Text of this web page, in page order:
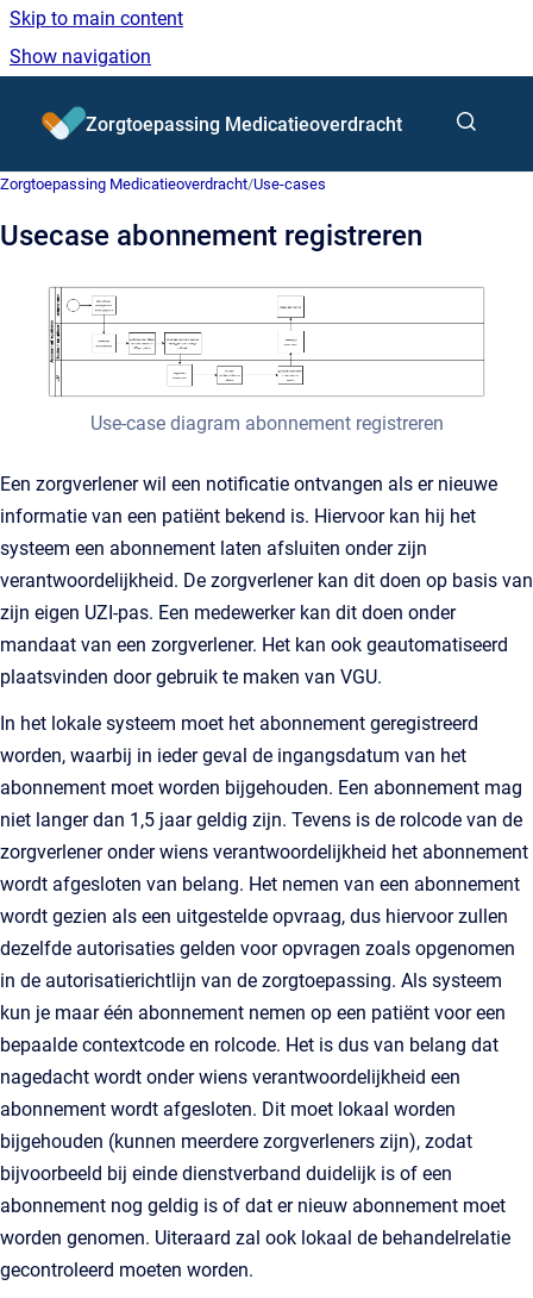
Skip to main content
Show navigation
Go to homepage
Zorgtoepassing Medicatieoverdracht
Zorgtoepassing Medicatieoverdracht/Use‑cases
Usecase abonnement registreren
Use-case diagram abonnement registreren
Een zorgverlener wil een notificatie ontvangen als er nieuwe
informatie van een patiënt bekend is. Hiervoor kan hij het
systeem een abonnement laten afsluiten onder zijn
verantwoordelijkheid. De zorgverlener kan dit doen op basis van
zijn eigen UZI-pas. Een medewerker kan dit doen onder
mandaat van een zorgverlener. Het kan ook geautomatiseerd
plaatsvinden door gebruik te maken van VGU.
In het lokale systeem moet het abonnement geregistreerd
worden, waarbij in ieder geval de ingangsdatum van het
abonnement moet worden bijgehouden. Een abonnement mag
niet langer dan 1,5 jaar geldig zijn. Tevens is de rolcode van de
zorgverlener onder wiens verantwoordelijkheid het abonnement
wordt afgesloten van belang. Het nemen van een abonnement
wordt gezien als een uitgestelde opvraag, dus hiervoor zullen
dezelfde autorisaties gelden voor opvragen zoals opgenomen
in de autorisatierichtlijn van de zorgtoepassing. Als systeem
kun je maar één abonnement nemen op een patiënt voor een
bepaalde contextcode en rolcode. Het is dus van belang dat
nagedacht wordt onder wiens verantwoordelijkheid een
abonnement wordt afgesloten. Dit moet lokaal worden
bijgehouden (kunnen meerdere zorgverleners zijn), zodat
bijvoorbeeld bij einde dienstverband duidelijk is of een
abonnement nog geldig is of dat er nieuw abonnement moet
worden genomen. Uiteraard zal ook lokaal de behandelrelatie
gecontroleerd moeten worden.